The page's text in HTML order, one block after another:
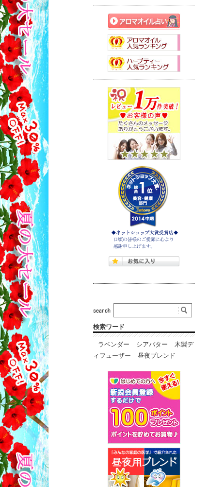
検索ワード
ラベンダー シアバター
木製デ
ィフューザー
昼夜ブレンド